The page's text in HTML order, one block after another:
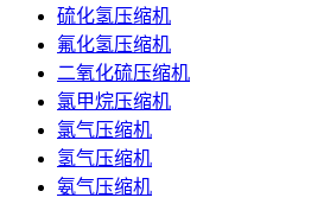
硫化氢压缩机
氟化氢压缩机
二氧化硫压缩机
氯甲烷压缩机
氯气压缩机
氢气压缩机
氨气压缩机